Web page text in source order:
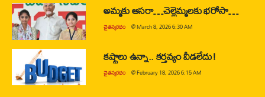
అమ్మకు ఆసరా…చెల్లెమ్మలకు భరోసా…
చైతన్యరధం @March 8, 2026 6:30 AM
కష్టాలు ఉన్నా.. కర్తవ్యం వీడలేదు!
చైతన్యరధం @February 18, 2026 6:15 AM